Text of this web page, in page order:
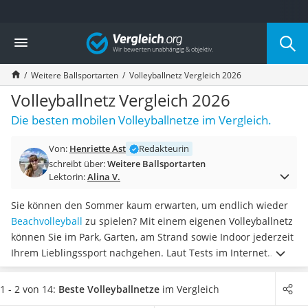
Die beliebtesten Vergleiche nach Kategorie
Freizeit & Sport
Gartentrampolin
Trampolin
Metalldetektor
Eufab-Fahrradträger
Trampolin 366 cm
Aluminium-Koffer
Futterboot
E-Bike-Dreirad
Trekkingschuhe Herren
Reisetasche mit Rollen
Klimmzugstation
Koffer
Nachtsichtgerät
Vergleich
Weitere Ballsportarten Volleyballnetz Vergleich 2026
Volleyballnetz Vergleich 2026
Die besten mobilen Volleyballnetze im Vergleich.
Von: Henriette Ast
Redakteurin
schreibt über:Weitere Ballsportarten
Lektorin:Alina V.
Sie können den Sommer kaum erwarten, um endlich wieder
Beachvolleyball zu spielen? Mit einem eigenen Volleyballnetz
können Sie im Park, Garten, am Strand sowie Indoor jederzeit
Ihrem Lieblingssport nachgehen. Laut Tests im Internet
können Sie sich dabei zwischen einemeinzelnen Netz oder
einem kompletten Setmit Pfosten, Spanngurten und
1 - 2 von 14: Beste Volleyballnetze im Vergleich